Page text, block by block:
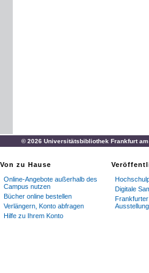
© 2026 Universitätsbibliothek Frankfurt
Von zu Hause
Online-Angebote außerhalb des
Campus nutzen
Bücher online bestellen
Verlängern, Konto abfragen
Hilfe zu Ihrem Konto
Digitale